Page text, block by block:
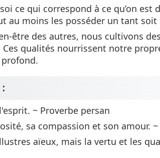
ce qui correspond à ce qu’on est
au moins les posséder un tant soit
être des autres, nous cultivons
qualités nourrissent notre
:
~ Proverbe persan
sa compassion et son amour.
aïeux, mais la vertu et les